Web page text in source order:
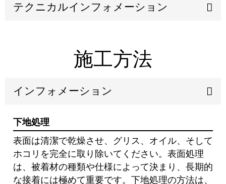
テクニカルインフォメーション
施工方法
インフォメーション
下地処理
表⾯は清潔で乾燥させ、グリス、オイル、そして
ホコリを完全に取り除いてください。表⾯処理
は、被着材の種類や仕様によって決まり、⻑期的
な接着には極めて重要です。下地処理の⽅法は、